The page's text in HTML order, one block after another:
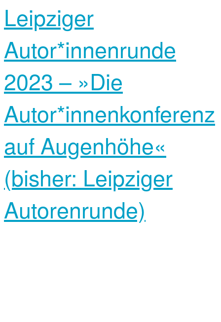
Leipziger
Autor*innen­runde
2023 – »Die
Autor*innenkonferenz
auf Augenhöhe«
(bisher: Leipziger
Autorenrunde)